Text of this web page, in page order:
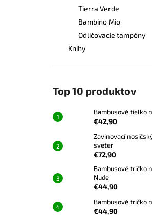
Tierra Verde
Bambino Mio
Odličovacie tampóny
Knihy
Top 10 produktov
Bambusové tielko
€42,90
Zavinovací
sveter
€72,90
Bambusové tričko
Nude
€44,90
Bambusové tričko
€44,90